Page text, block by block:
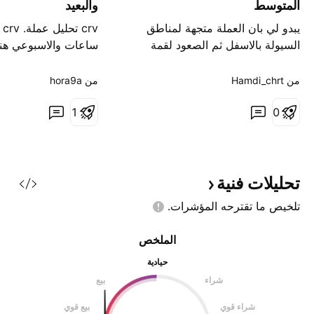
المتوسط
يبدو لي بان العملة متجهة لمناطق
السيولة بالاسفل ثم الصعود لقمة
الاسبوع الحالي
من ‎Hamdi_chrt‎
0
والبعيد
ساعات والاسبوعي
من ‎hora9a‎
1
تحليلات فنية
تلخيص ما تقترحه المؤشرات.
الملخص
حيادية
بيع
شراء
بيع قوي شراء قوي